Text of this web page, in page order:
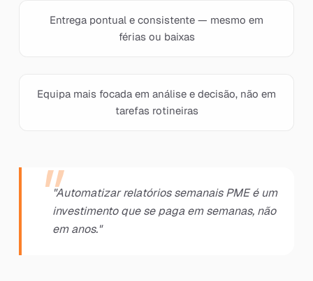
Entrega pontual e consistente — mesmo em
férias ou baixas
Equipa mais focada em análise e decisão, não em
tarefas rotineiras
"Automatizar relatórios semanais PME é um
investimento que se paga em semanas, não
em anos."